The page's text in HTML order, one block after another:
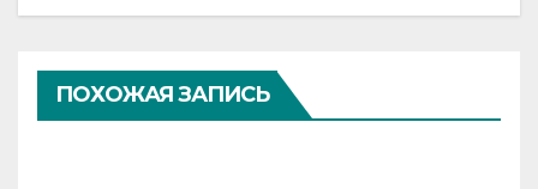
ПОХОЖАЯ ЗАПИСЬ